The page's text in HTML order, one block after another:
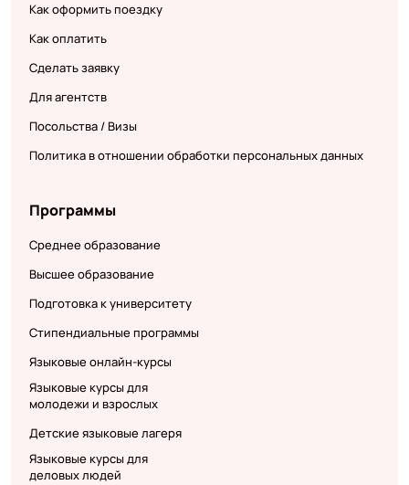
Как оформить поездку
Как оплатить
Сделать заявку
Для агентств
Посольства / Визы
Политика в отношении обработки персональных данных
Программы
Среднее образование
Высшее образование
Подготовка к университету
Стипендиальные программы
Языковые онлайн-курсы
Языковые курсы для
молодежи и взрослых
Детские языковые лагеря
Языковые курсы для
деловых людей